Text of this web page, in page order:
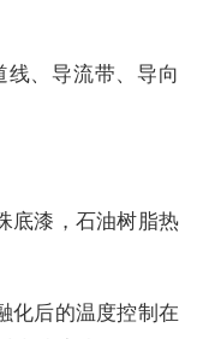
、导流带、导向
底漆，石油树脂热
化后的温度控制在